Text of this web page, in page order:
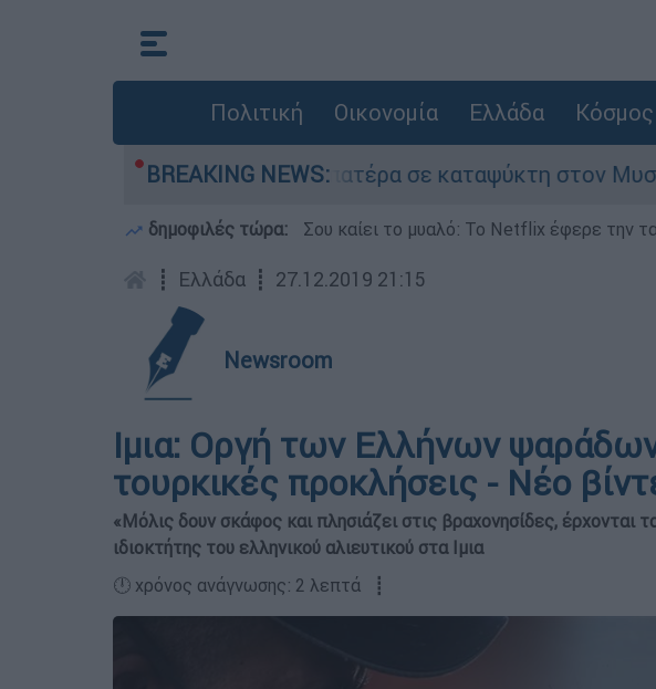
Πολιτική Οικονομία Ελλάδα Κόσμος
BREAKING NEWS:
είχε τον νεκρό του πατέρα σε καταψύκτη στον Μυστρά
δημοφιλές τώρα: Σου καίει το μυαλό: Το Netflix έφερε την
┋ Ελλάδα ┋ 27.12.2019 21:15
Newsroom
Ιμια: Οργή των Ελλήνων ψαράδων
τουρκικές προκλήσεις - Νέο
«Μόλις δουν σκάφος και πλησιάζει στις βραχονησίδες, έρχονται
ιδιοκτήτης του ελληνικού αλιευτικού στα Ιμια
🕛 χρόνος ανάγνωσης: 2 λεπτά ┋